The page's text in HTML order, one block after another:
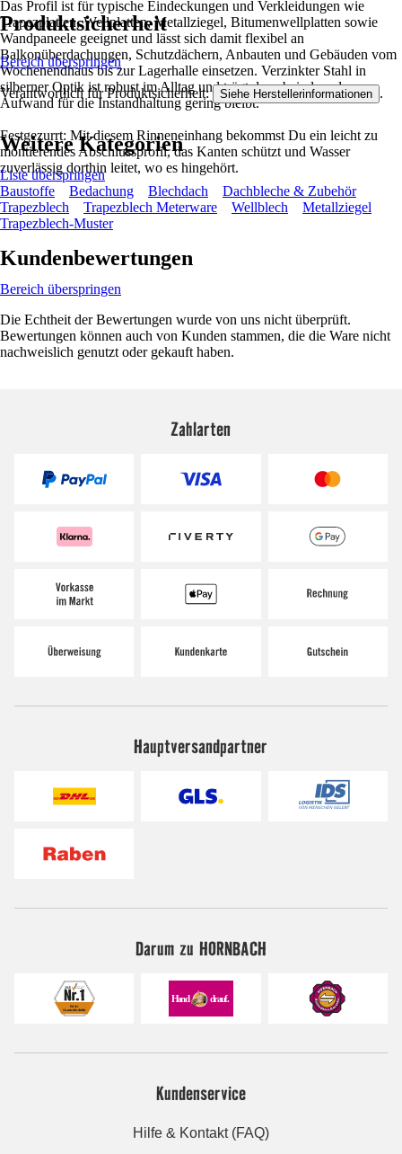
Das Profil ist für typische Eindeckungen und Verkleidungen wie
Trapezplatten, Wellplatten, Metallziegel, Bitumenwellplatten sowie
Wandpaneele geeignet und lässt sich damit flexibel an
Balkonüberdachungen, Schutzdächern, Anbauten und Gebäuden vom
Wochenendhaus bis zur Lagerhalle einsetzen. Verzinkter Stahl in
silberner Optik ist robust im Alltag und trägt dazu bei, dass der
Aufwand für die Instandhaltung gering bleibt.
Festgezurrt: Mit diesem Rinneneinhang bekommst Du ein leicht zu
montierendes Abschlussprofil, das Kanten schützt und Wasser
zuverlässig dorthin leitet, wo es hingehört.
Produktsicherheit
Bereich überspringen
Verantwortlich für Produktsicherheit: Siehe Herstellerinformationen .
Weitere Kategorien
Liste überspringen
Baustoffe
Bedachung Blechdach
Dachbleche & Zubehör
Trapezblech
Trapezblech Meterware Wellblech
Metallziegel
Trapezblech-Muster
Kundenbewertungen
Bereich überspringen
Die Echtheit der Bewertungen wurde von uns nicht überprüft.
Bewertungen können auch von Kunden stammen, die die Ware nicht
nachweislich genutzt oder gekauft haben.
Zahlarten
Hauptversandpartner
Darum zu HORNBACH
Kundenservice
Hilfe & Kontakt (FAQ)